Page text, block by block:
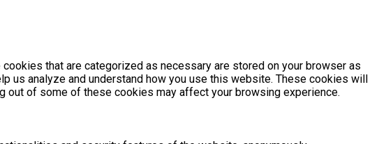
that are categorized as necessary are stored on your browser as
analyze and understand how you use this website. These cookies will
out of some of these cookies may affect your browsing experience.